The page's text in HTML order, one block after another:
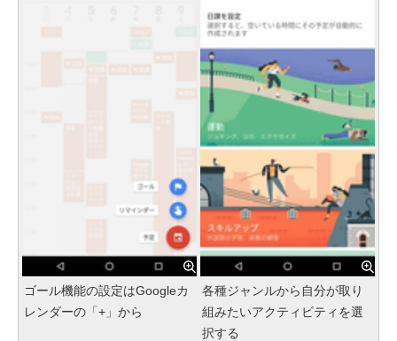
ゴール機能の設定はGoogleカ
レンダーの「+」から
各種ジャンルから自分が取り
組みたいアクティビティを選
択する